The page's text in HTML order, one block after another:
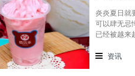
炎炎夏日就
可以肆无忌
已经被越来
良好的口碑
资讯